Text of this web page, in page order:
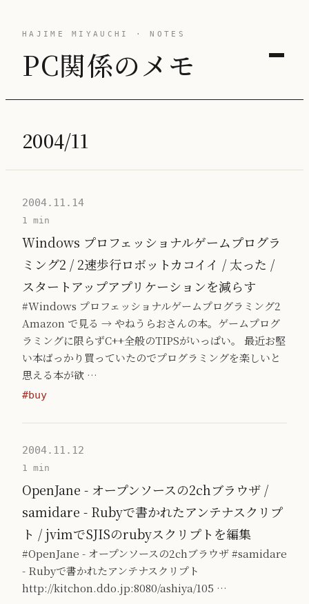
HAJIME MIYAUCHI · NOTES
PC関係のメモ
2004/11
2004.11.14
1 min
Windows プロフェッショナルゲームプログラ
ミング2 / 2速歩行ロボットカコイイ / 太った /
スタートアップアプリケーションを減らす
#Windows プロフェッショナルゲームプログラミング2
Amazon で見る → やねうらおさんの本。ゲームプログ
ラミングに限らずC++全般のTIPSがいっぱい。 最近お堅
い本ばっかり買っていたのでプログラミングを楽しいと
思える本が欲 …
#buy
2004.11.12
1 min
OpenJane - オープンソースの2chブラウザ /
samidare - Rubyで書かれたアンテナスクリプ
ト / jvimでSJISのrubyスクリプトを編集
#OpenJane - オープンソースの2chブラウザ #samidare
- Rubyで書かれたアンテナスクリプト
http://kitchon.ddo.jp:8080/ashiya/105 …